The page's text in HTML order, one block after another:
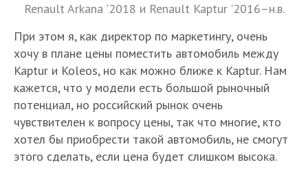
Renault Arkana '2018 и Renault Kaptur '2016–н.в.
При этом я, как директор по маркетингу, очень
хочу в плане цены поместить автомобиль между
Kaptur и Koleos, но как можно ближе к Kaptur. Нам
кажется, что у модели есть большой рыночный
потенциал, но российский рынок очень
чувствителен к вопросу цены, так что многие, кто
хотел бы приобрести такой автомобиль, не смогут
этого сделать, если цена будет слишком высока.